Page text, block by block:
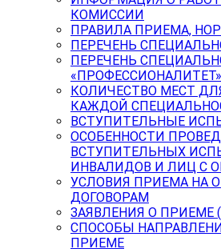
КОМИССИИ
ПРАВИЛА ПРИЕМА,
ПЕРЕЧЕНЬ
ПЕРЕЧЕНЬ
«ПРОФЕССИОНАЛИТЕТ»
КОЛИЧЕСТВО МЕСТ
КАЖДОЙ
ВСТУПИТЕЛЬНЫЕ
ОСОБЕННОСТИ
ВСТУПИТЕЛЬНЫХ
ИНВАЛИДОВ И ЛИЦ С
УСЛОВИЯ ПРИЕМА НА
ДОГОВОРАМ
ЗАЯВЛЕНИЯ О ПРИЕМЕ
СПОСОБЫ
ПРИЕМЕ